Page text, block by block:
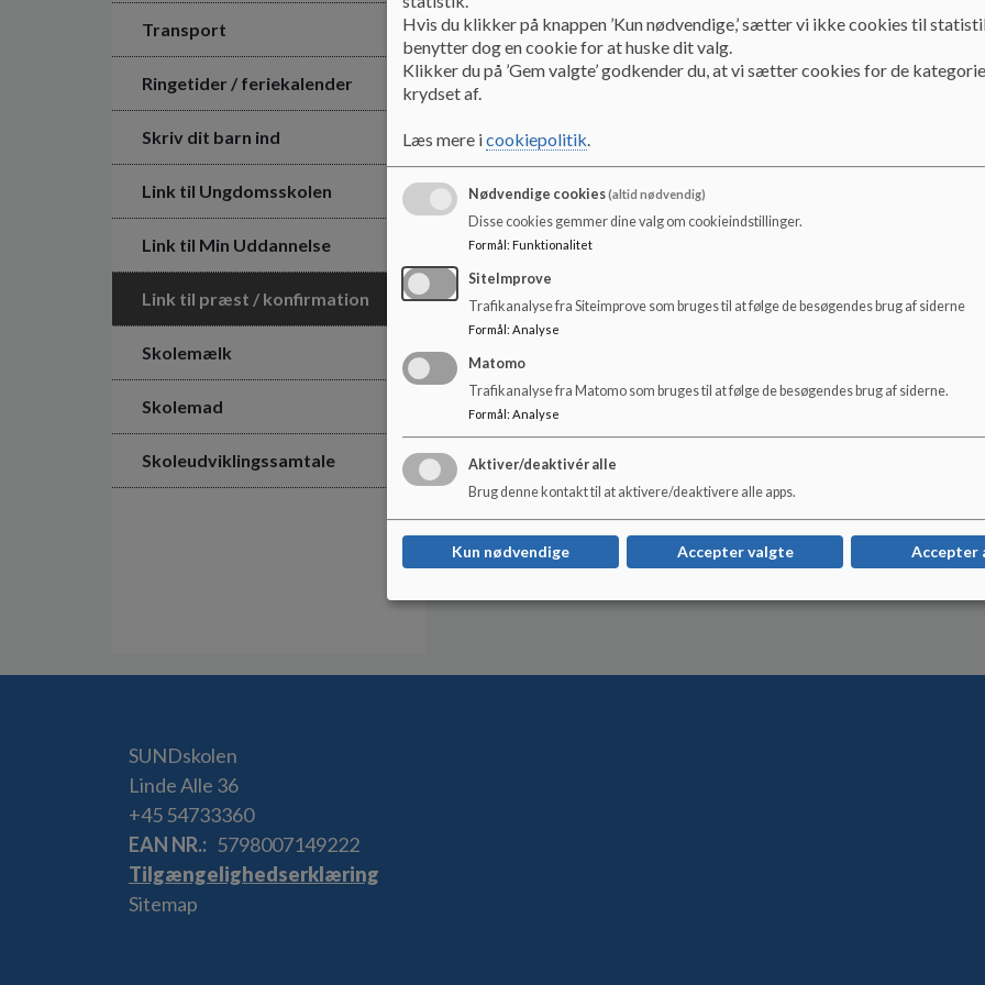
Transport
Ringetider / feriekalender
Skriv dit barn ind
Link til Ungdomsskolen
Link til Min Uddannelse
Link til præst / konfirmation
Skolemælk
Skolemad
Skoleudviklingssamtale
SUNDskolen
Linde Alle 36
+45 54733360
EAN NR.
5798007149222
Tilgængelighedserklæring
Sitemap
Hvis du klikker på knappen ’Kun nødvendige,’ sætter vi ikke cookies til
benytter dog en cookie for at huske dit valg.
Klikker du på ’Gem valgte’ godkender du, at vi sætter cookies for de
krydset af.
Læs mere icookiepolitik.
Nødvendige cookies(altid nødvendig)
Disse cookies gemmer dine valg om cookieindstillinger.
Formål : Funktionalitet
SiteImprove
Trafikanalyse fra Siteimprove som bruges til at følge de besøgendes brug af siderne
Formål : Analyse
Matomo
Trafikanalyse fra Matomo som bruges til at følge de besøgendes brug af siderne.
Formål: Analyse
Aktiver/deaktivér alle
Brug denne kontakt til at aktivere/deaktivere alle apps.
Kun nødvendige Accepter valgte Accepter